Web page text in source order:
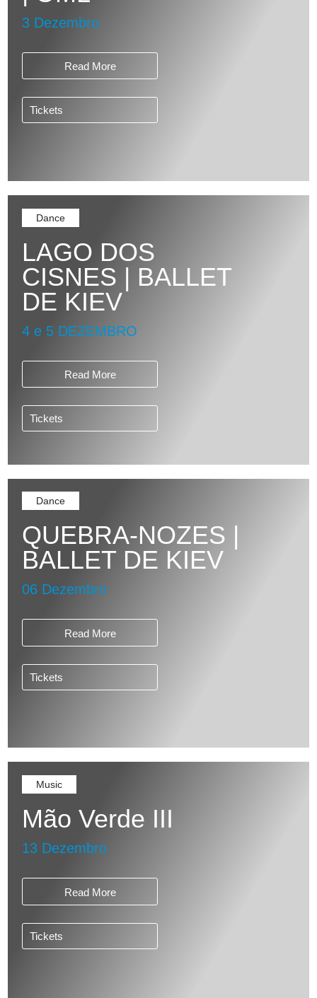
3 Dezembro
Read More
Tickets
Dance
LAGO DOS
CISNES | BALLET
DE KIEV
4 e 5 DEZEMBRO
Read More
Tickets
Dance
QUEBRA-NOZES |
BALLET DE KIEV
06 Dezembro
Read More
Tickets
Music
Mão Verde III
13 Dezembro
Read More
Tickets